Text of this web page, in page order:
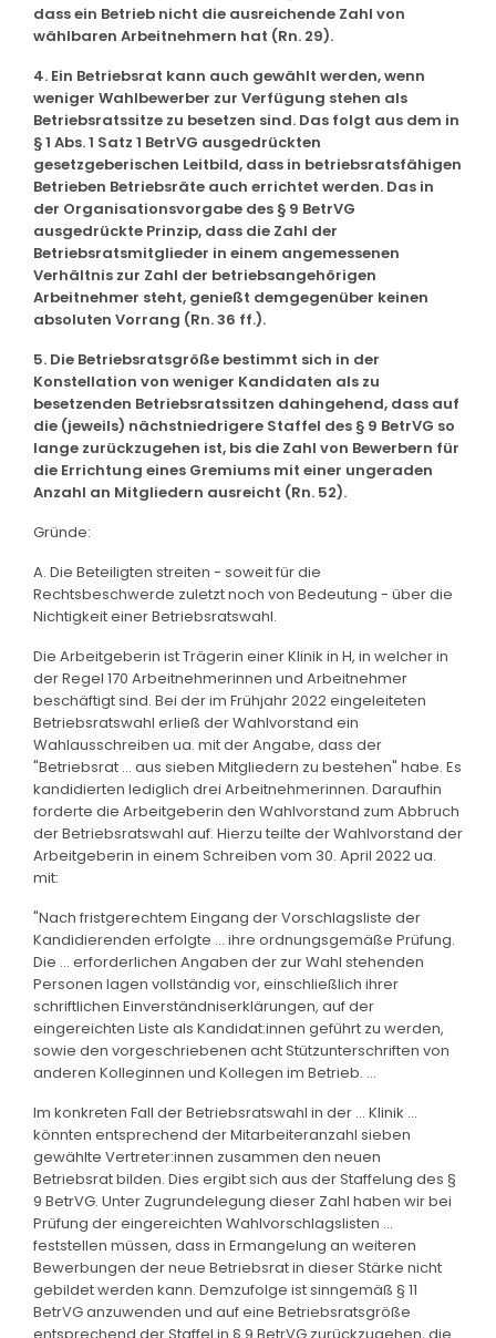
dass ein Betrieb nicht die ausreichende Zahl von
wählbaren Arbeitnehmern hat (Rn. 29).
4. Ein Betriebsrat kann auch gewählt werden, wenn
weniger Wahlbewerber zur Verfügung stehen als
Betriebsratssitze zu besetzen sind. Das folgt aus dem in
§ 1 Abs. 1 Satz 1 BetrVG ausgedrückten
gesetzgeberischen Leitbild, dass in betriebsratsfähigen
Betrieben Betriebsräte auch errichtet werden. Das in
der Organisationsvorgabe des § 9 BetrVG
ausgedrückte Prinzip, dass die Zahl der
Betriebsratsmitglieder in einem angemessenen
Verhältnis zur Zahl der betriebsangehörigen
Arbeitnehmer steht, genießt demgegenüber keinen
absoluten Vorrang (Rn. 36 ff.).
5. Die Betriebsratsgröße bestimmt sich in der
Konstellation von weniger Kandidaten als zu
besetzenden Betriebsratssitzen dahingehend, dass auf
die (jeweils) nächstniedrigere Staffel des § 9 BetrVG so
lange zurückzugehen ist, bis die Zahl von Bewerbern für
die Errichtung eines Gremiums mit einer ungeraden
Anzahl an Mitgliedern ausreicht (Rn. 52).
Gründe:
A. Die Beteiligten streiten - soweit für die
Rechtsbeschwerde zuletzt noch von Bedeutung - über die
Nichtigkeit einer Betriebsratswahl.
Die Arbeitgeberin ist Trägerin einer Klinik in H, in welcher in
der Regel 170 Arbeitnehmerinnen und Arbeitnehmer
beschäftigt sind. Bei der im Frühjahr 2022 eingeleiteten
Betriebsratswahl erließ der Wahlvorstand ein
Wahlausschreiben ua. mit der Angabe, dass der
"Betriebsrat ... aus sieben Mitgliedern zu bestehen" habe. Es
kandidierten lediglich drei Arbeitnehmerinnen. Daraufhin
forderte die Arbeitgeberin den Wahlvorstand zum Abbruch
der Betriebsratswahl auf. Hierzu teilte der Wahlvorstand der
Arbeitgeberin in einem Schreiben vom 30. April 2022 ua.
mit:
"Nach fristgerechtem Eingang der Vorschlagsliste der
Kandidierenden erfolgte ... ihre ordnungsgemäße Prüfung.
Die ... erforderlichen Angaben der zur Wahl stehenden
Personen lagen vollständig vor, einschließlich ihrer
schriftlichen Einverständniserklärungen, auf der
eingereichten Liste als Kandidat:innen geführt zu werden,
sowie den vorgeschriebenen acht Stützunterschriften von
anderen Kolleginnen und Kollegen im Betrieb. ...
Im konkreten Fall der Betriebsratswahl in der ... Klinik ...
könnten entsprechend der Mitarbeiteranzahl sieben
gewählte Vertreter:innen zusammen den neuen
Betriebsrat bilden. Dies ergibt sich aus der Staffelung des §
9 BetrVG. Unter Zugrundelegung dieser Zahl haben wir bei
Prüfung der eingereichten Wahlvorschlagslisten ...
feststellen müssen, dass in Ermangelung an weiteren
Bewerbungen der neue Betriebsrat in dieser Stärke nicht
gebildet werden kann. Demzufolge ist sinngemäß § 11
BetrVG anzuwenden und auf eine Betriebsratsgröße